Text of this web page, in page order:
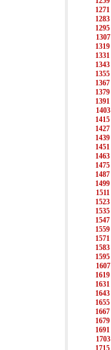
1271
1283
1295
1307
1319
1331
1343
1355
1367
1379
1391
1403
1415
1427
1439
1451
1463
1475
1487
1499
1511
1523
1535
1547
1559
1571
1583
1595
1607
1619
1631
1643
1655
1667
1679
1691
1703
1715